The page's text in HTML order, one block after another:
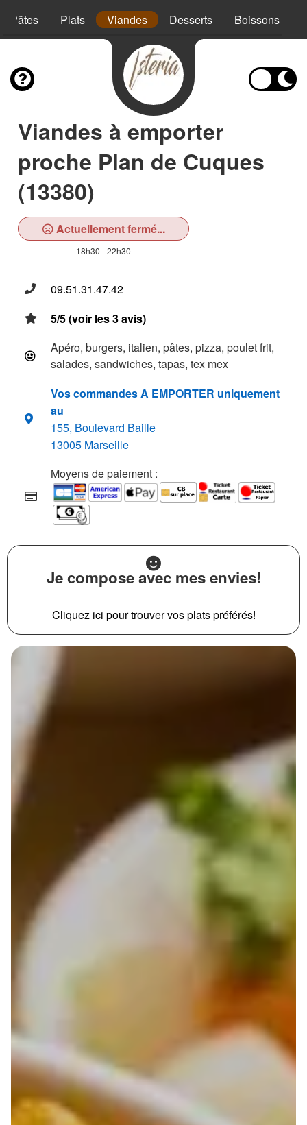
Pâtes Plats Viandes Desserts Boissons
Viandes à emporter
proche Plan de Cuques
(13380)
Actuellement fermé...
18h30 - 22h30
09.51.31.47.42
5/5 (voir les 3 avis)
Apéro, burgers, italien, pâtes, pizza, poulet frit,
salades, sandwiches, tapas, tex mex
Vos commandes A EMPORTER uniquement
au
155, Boulevard Baille
13005 Marseille
Moyens de paiement :
Je compose avec mes envies!
Cliquez ici pour trouver vos plats préférés!